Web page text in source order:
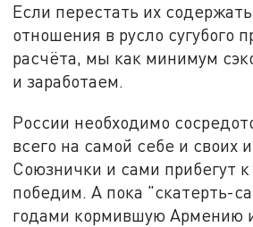
Если перестать их
отношения в русло сугубого
расчёта, мы как минимум
и заработаем.
России необходимо
всего на самой себе и своих
Союзнички и сами прибегут
победим. А пока "скатерть-
годами кормившую Армению